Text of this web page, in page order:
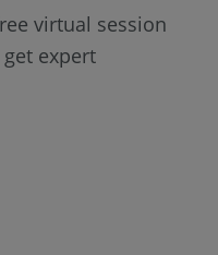
virtual session
expert